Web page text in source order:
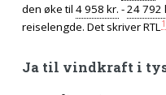
den øke til 4 958 kr. -24 792
reiselengde. Det skriver RTL
Ja til vindkraft i